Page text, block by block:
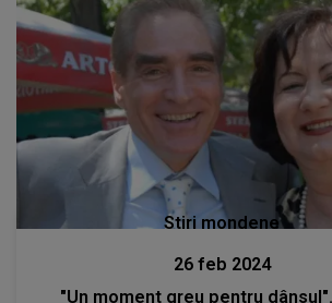
Stiri mondene
26 feb 2024
"Un moment greu pentru